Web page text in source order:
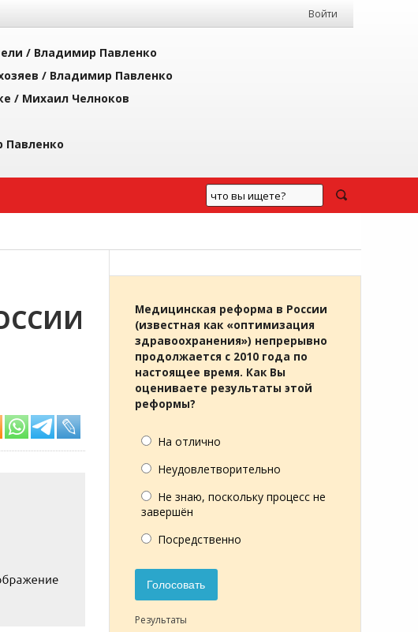
Войти
/ Владимир Павленко
/ Владимир Павленко
/ Михаил Челноков
Павленко
Медицинская реформа в России
(известная как «оптимизация
здравоохранения») непрерывно
продолжается с 2010 года по
настоящее время. Как Вы
оцениваете результаты этой
реформы?
На отлично
Неудовлетворительно
Не знаю, поскольку процесс не
завершён
Посредственно
Голосовать
Результаты